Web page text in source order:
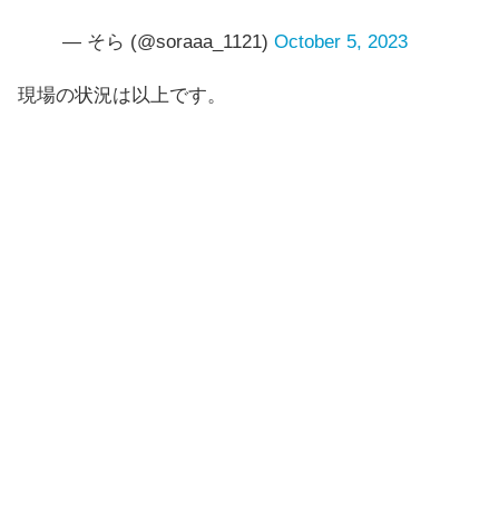
— そら (@soraaa_1121) October 5, 2023
現場の状況は以上です。